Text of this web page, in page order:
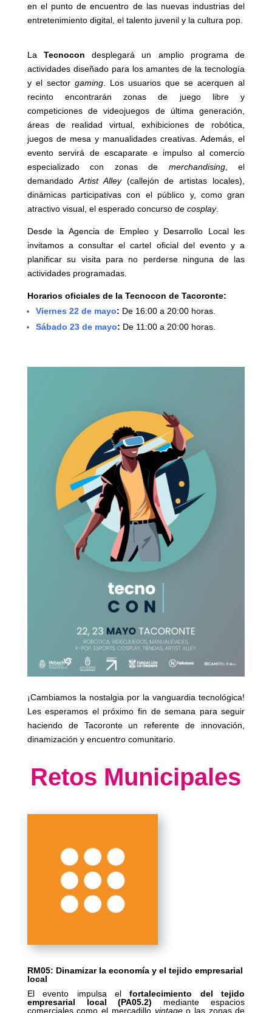
en el punto de encuentro de las nuevas industrias del
entretenimiento digital, el talento juvenil y la cultura pop.
LaTecnocon desplegará un amplio programa de
actividades diseñado para los amantes de la tecnología
y el sector gaming. Los usuarios que se acerquen al
recinto encontrarán zonas de juego libre y
competiciones de videojuegos de última generación,
áreas de realidad virtual, exhibiciones de robótica,
juegos de mesa y manualidades creativas. Además, el
evento servirá de escaparate e impulso al comercio
especializado con zonas de merchandising, el
demandado Artist Alley(callejón de artistas locales),
dinámicas participativas con el público y, como gran
atractivo visual, el esperado concurso de cosplay.
Desde la Agencia de Empleo y Desarrollo Local les
invitamos a consultar el cartel oficial del evento y a
planificar su visita para no perderse ninguna de las
actividades programadas.
Horarios oficiales de la Tecnocon de Tacoronte:
Viernes 22 de mayo: De 16:00 a 20:00 horas.
Sábado 23 de mayo: De 11:00 a 20:00 horas.
¡Cambiamos la nostalgia por la vanguardia tecnológica!
Les esperamos el próximo fin de semana para seguir
haciendo de Tacoronte un referente de innovación,
dinamización y encuentro comunitario.
Retos Municipales
RM05: Dinamizar la economía y el tejido empresarial
local
El evento impulsa elfortalecimiento del tejido
empresarial local (PA05.2) mediante espacios
comerciales como el mercadillo vintageo las zonas de